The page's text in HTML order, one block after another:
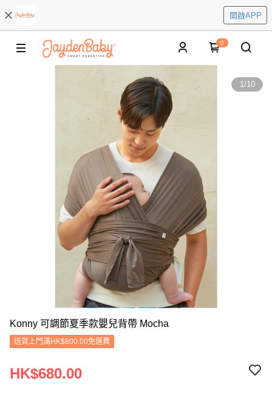
開啟APP
0
1/10
Konny 可調節夏季款嬰兒背帶 Mocha
送貨上門滿HK$800.00免運費
HK$680.00